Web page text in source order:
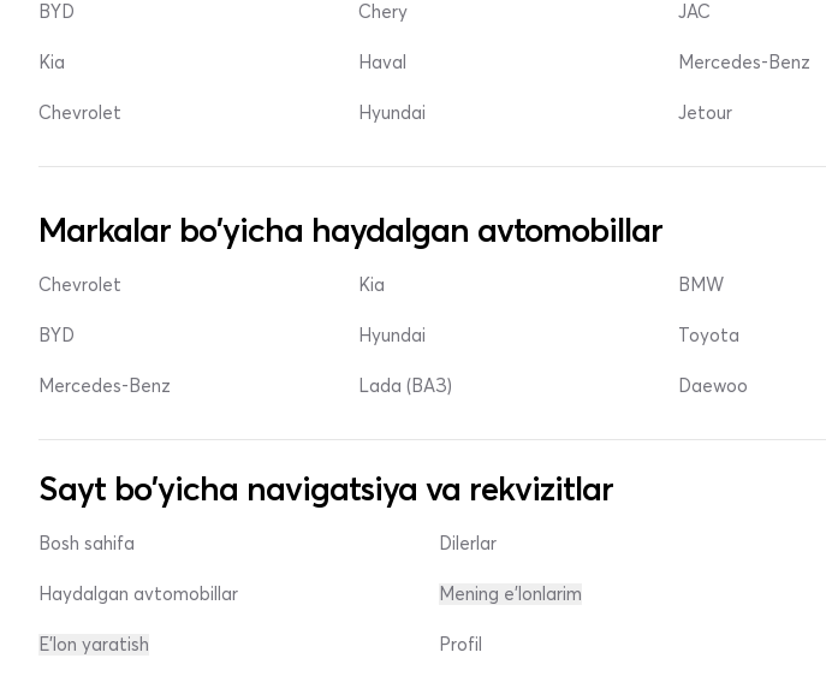
BYD
Kia
Chevrolet
Chery
Haval
Hyundai
JAC
Mercedes-Benz
Jetour
Markalar bo'yicha haydalgan avtomobillar
Chevrolet
BYD
Mercedes-Benz
Kia
Hyundai
Lada (ВАЗ)
BMW
Toyota
Daewoo
Sayt bo'yicha navigatsiya va rekvizitlar
Bosh sahifa
Haydalgan avtomobillar
E'lon yaratish
Dilerlar
Mening e'lonlarim
Profil